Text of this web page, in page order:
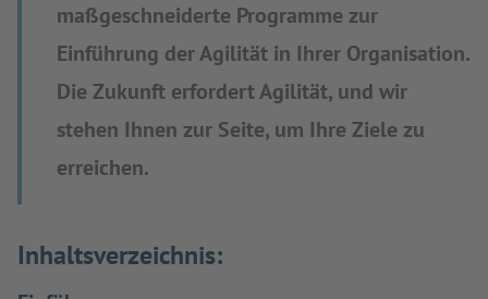
maßgeschneiderte Programme zur
Einführung der Agilität in Ihrer Organisation.
Die Zukunft erfordert Agilität, und wir
stehen Ihnen zur Seite, um Ihre Ziele zu
erreichen.
Inhaltsverzeichnis: